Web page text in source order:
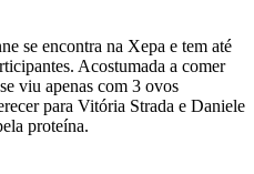
se encontra na Xepa e tem até
Acostumada a comer
viu apenas com 3 ovos
para Vitória Strada e Daniele
proteína.